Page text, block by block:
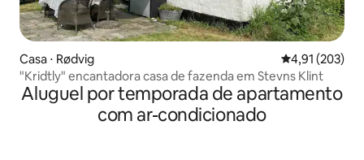
Casa ⋅ Rødvig 4,91 de uma
4,91 (203)
"Kridtly" encantadora casa de fazenda em Stevns Klint
Aluguel por temporada de apartamento
com ar-condicionado